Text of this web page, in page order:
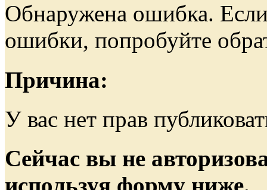
Обнаружена ошибка.
ошибки, попробуйте
Причина:
У вас нет прав
Сейчас вы не